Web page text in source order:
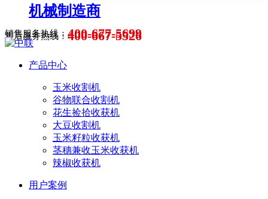
机械制造商
销售服务热线： 400-677-5699
售后服务热线： 400-667-5526
产品中心
玉米收割机
谷物联合收割机
花生捡拾收获机
大豆收割机
玉米籽粒收获机
茎穗兼收玉米收获机
辣椒收获机
用户案例